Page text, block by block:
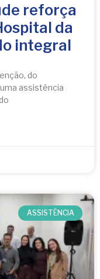
reforça
da
integral
do
assistência
ASSISTÊNCIA